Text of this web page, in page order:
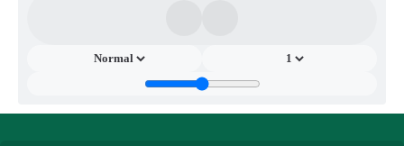
Fundamento: Lei Federal nº 14.133/2021.
O Município de Coqueiral/MG torna pública a
RETIFICAÇÃO do Aviso de Licitação anteriormente
publicado, no que se refere à data e horário da abertura